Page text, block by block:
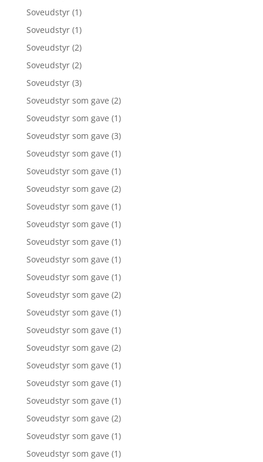
Soveudstyr (1)
Soveudstyr (1)
Soveudstyr (2)
Soveudstyr (2)
Soveudstyr (3)
Soveudstyr som gave (2)
Soveudstyr som gave (1)
Soveudstyr som gave (3)
Soveudstyr som gave (1)
Soveudstyr som gave (1)
Soveudstyr som gave (2)
Soveudstyr som gave (1)
Soveudstyr som gave (1)
Soveudstyr som gave (1)
Soveudstyr som gave (1)
Soveudstyr som gave (1)
Soveudstyr som gave (2)
Soveudstyr som gave (1)
Soveudstyr som gave (1)
Soveudstyr som gave (2)
Soveudstyr som gave (1)
Soveudstyr som gave (1)
Soveudstyr som gave (1)
Soveudstyr som gave (2)
Soveudstyr som gave (1)
Soveudstyr som gave (1)